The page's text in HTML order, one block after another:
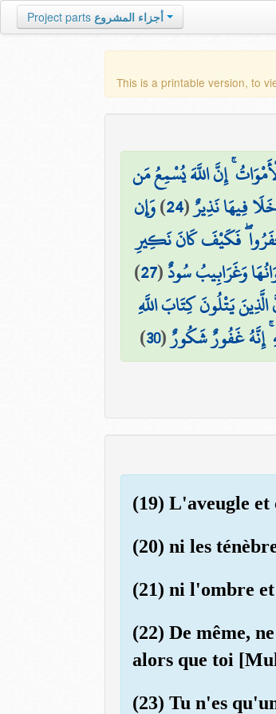
Project parts أجزاء المشروع
This is a printable version, to
إِنَّ اللَّهَ يُسْمِعُ مَن
فِيهَا نَذِيرٌ(
24
)وَإِن
فَكَيْفَ كَانَ نَكِيرِ
وَغَرَابِيبُ سُودٌ(
27
)
يَتْلُونَ كِتَابَ اللَّهِ
إِنَّهُ غَفُورٌ شَكُورٌ(
30
)
(19) L'aveugle et
(20) ni les
(21) ni l'ombre
(22) De même,
alors que toi
(23) Tu n'es